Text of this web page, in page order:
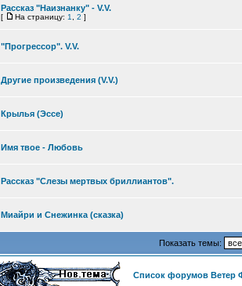
Рассказ "Наизнанку" - V.V.
[ На страницу: 1 2 ]
"Прогрессор". V.V.
Другие произведения (V.V.)
Крылья (Эссе)
Имя твое - Любовь
Рассказ "Слезы мертвых бриллиантов".
Миайри и Снежинка (сказка)
Показать темы:
Список форумов Ветер